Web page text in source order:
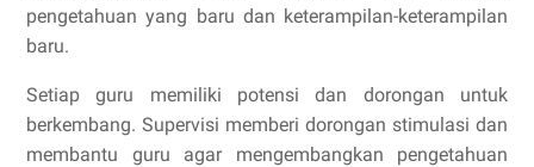
pengetahuan yang baru dan keterampilan-keterampilan
baru.
Setiap guru memiliki potensi dan dorongan untuk
berkembang. Supervisi memberi dorongan stimulasi dan
membantu guru agar mengembangkan pengetahuan